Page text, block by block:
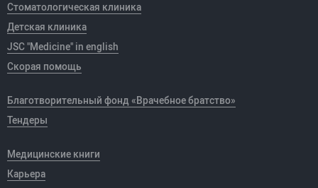
Стоматологическая клиника
Детская клиника
JSC "Medicine" in english
Скорая помощь
Благотворительный фонд «Врачебное братство»
Тендеры
Медицинские книги
Карьера